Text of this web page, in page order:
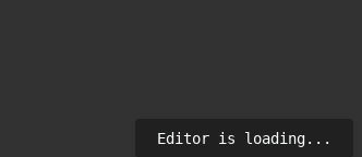
Editor is loading...